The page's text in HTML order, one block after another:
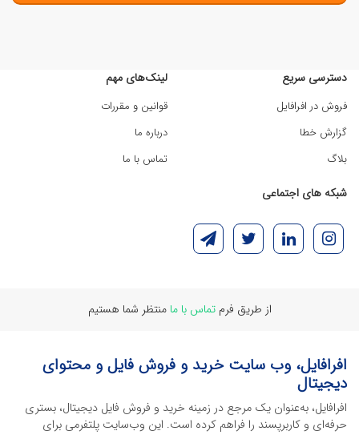
دسترسی سریع
فروش در افرافایل
گزارش خطا
بلاگ
لینک‌های مهم
قوانین و مقررات
درباره ما
تماس با ما
شبکه های اجتماعی
از طریق فرمتماس با ما منتظر شما هستیم
افرافایل، وب سایت خرید و فروش فایل و محتوای
دیجیتال
افرافایل، به‌عنوان یک مرجع در زمینه خرید و فروش فایل دیجیتال، بستری
حرفه‌ای و کاربرپسند را فراهم کرده است. این وب‌سایت‌ پلتفرمی برای